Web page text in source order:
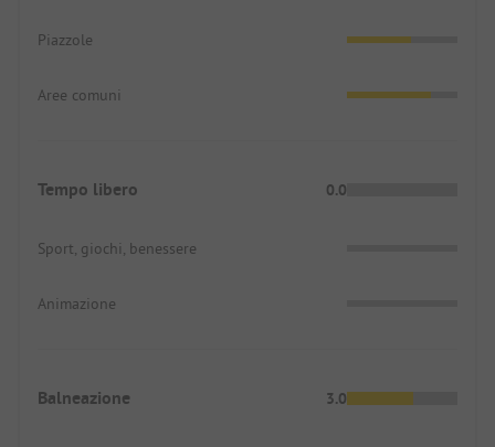
Piazzole
Aree comuni
Tempo libero 0.0
Sport, giochi, benessere
Animazione
Balneazione 3.0